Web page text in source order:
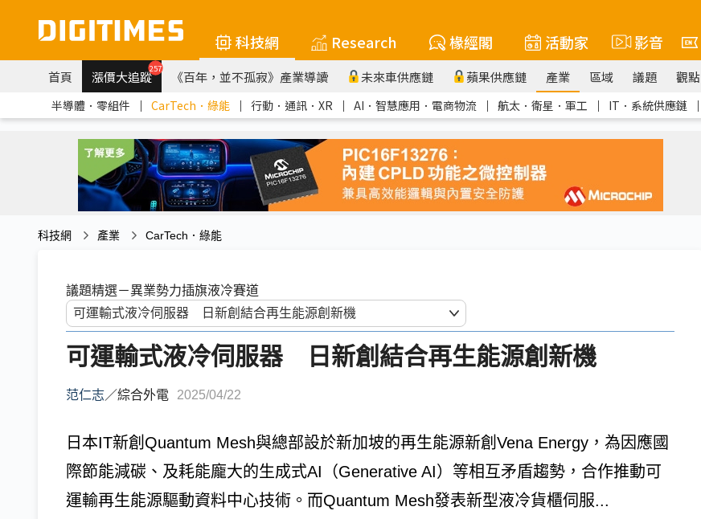
科技網 Research 椽經閣 活動家 影音
首頁 漲價大追蹤257 《百年，並不孤寂》產業導讀 未來車供應鏈 蘋果供應鏈 產業 區域 議題 觀點
半導體．零組件 ｜ CarTech．綠能 ｜ 行動．通訊．XR ｜ AI．智慧應用．電商物流 ｜ 航太．衛星．軍工 ｜ IT．系統供應鏈 ｜
科技網 產業 CarTech．綠能
議題精選－異業勢力插旗液冷賽道
可運輸式液冷伺服器 日新創結合再生能源創新機
范仁志／綜合外電 2025/04/22
日本IT新創Quantum Mesh與總部設於新加坡的再生能源新創Vena Energy，為因應國
際節能減碳、及耗能龐大的生成式AI（Generative AI）等相互矛盾趨勢，合作推動可
運輸再生能源驅動資料中心技術。而Quantum Mesh發表新型液冷貨櫃伺服...